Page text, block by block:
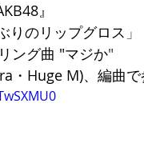
』
りのリップグロス 」
ング曲 "マジか"
・Huge M)、編曲